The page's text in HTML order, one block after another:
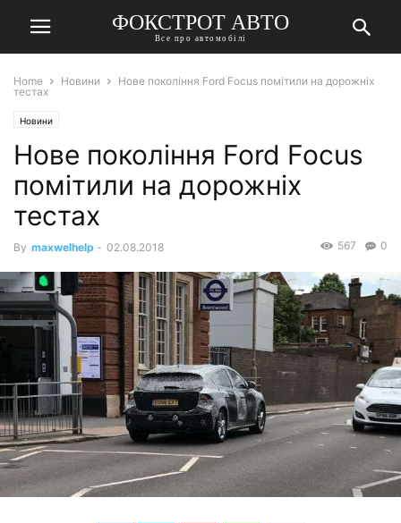
ФОКСТРОТ АВТО
Все про автомобілі
Home Новини
Нове покоління Ford Focus помітили на дорожніх
тестах
Новини
Нове покоління Ford Focus
помітили на дорожніх
тестах
By maxwelhelp - 02.08.2018 0
567